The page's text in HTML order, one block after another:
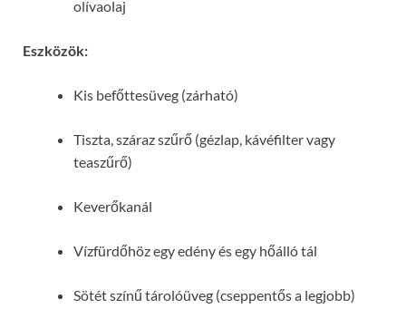
olívaolaj
Eszközök:
Kis befőttesüveg (zárható)
Tiszta, száraz szűrő (gézlap, kávéfilter vagy
teaszűrő)
Keverőkanál
Vízfürdőhöz egy edény és egy hőálló tál
Sötét színű tárolóüveg (cseppentős a legjobb)